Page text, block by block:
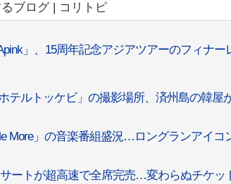
ブログ | コリトピ
」、15周年記念アジアツアーのフィナ
テルトッケビ」の撮影場所、済州島の韓屋
More」の音楽番組盛況…ロングランアイコ
サートが超高速で全席完売…変わらぬチケッ